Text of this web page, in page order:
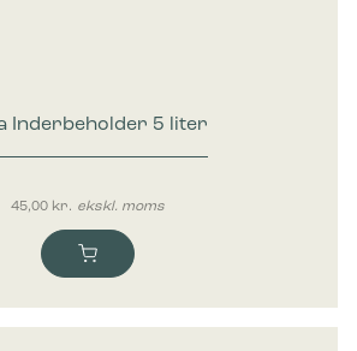
Inderbeholder 5 liter
45,00 kr. ekskl. moms